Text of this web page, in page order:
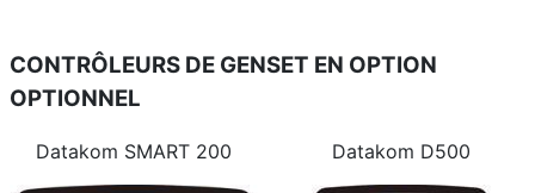
CONTRÔLEURS DE GENSET EN OPTION
OPTIONNEL
Datakom SMART 200 Datakom D500